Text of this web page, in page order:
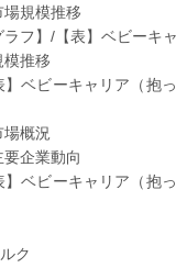
模推移
/【表】ベビーキャ
模推移
ーキャリア（抱っ
況
業動向
ーキャリア（抱っ
ク